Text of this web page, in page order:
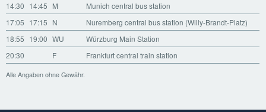
14:30 14:45 M
Munich central bus station
17:05 17:15 N
Nuremberg central bus station (Willy-Brandt-Platz)
18:55 19:00 WU
Würzburg Main Station
20:30
F Frankfurt central train station
Alle Angaben ohne Gewähr.